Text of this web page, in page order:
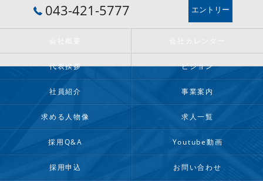
043-421-5777 エントリー
代表挨拶 ビジョン
社員紹介 事業案内
求める人物像 求人一覧
採用Q&A Youtube動画
採用申込 お問い合わせ